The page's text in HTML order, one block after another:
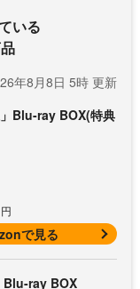
いる
年8月8日 5時 更新
」Blu-ray BOX(特典
円
で見る
Blu-ray BOX